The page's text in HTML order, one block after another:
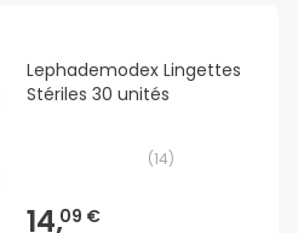
Lephademodex Lingettes
Stériles 30 unités
(14)
14,09 €